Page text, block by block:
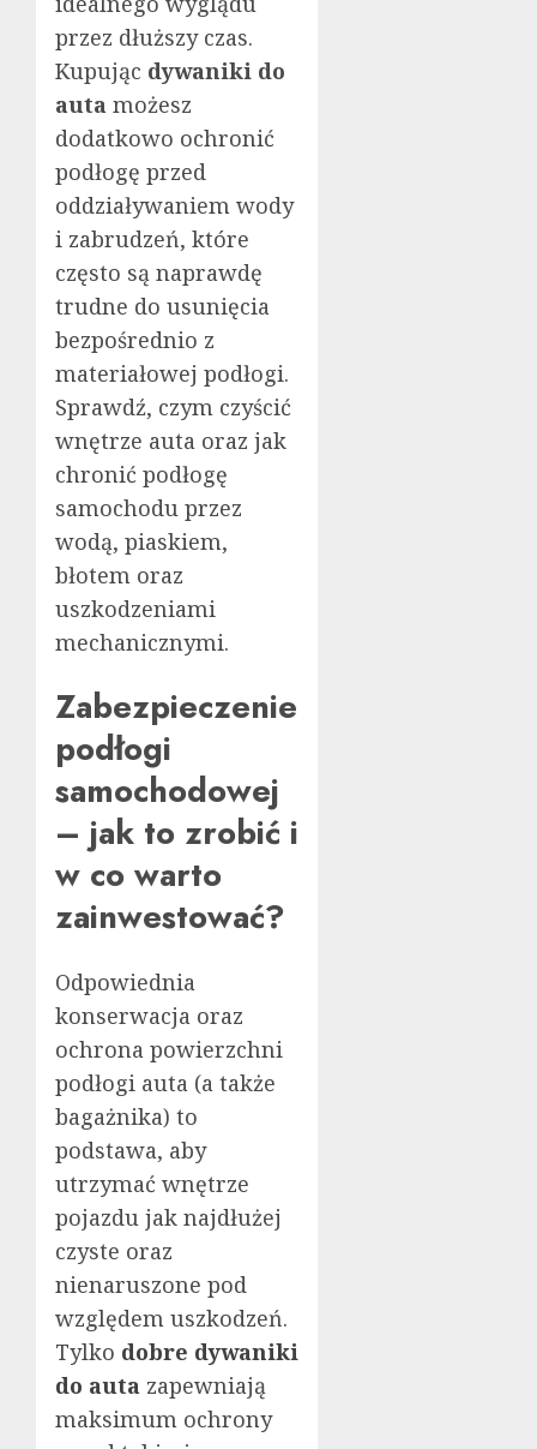
przez dłuższy czas.
Kupując dywaniki do
auta możesz
dodatkowo ochronić
podłogę przed
oddziaływaniem wody
i zabrudzeń, które
często są naprawdę
trudne do usunięcia
bezpośrednio z
materiałowej podłogi.
Sprawdź, czym czyścić
wnętrze auta oraz jak
chronić podłogę
samochodu przez
wodą, piaskiem,
błotem oraz
uszkodzeniami
mechanicznymi.
Zabezpieczenie
podłogi
samochodowej
– jak to zrobić i
w co warto
zainwestować?
Odpowiednia
konserwacja oraz
ochrona powierzchni
podłogi auta (a także
bagażnika) to
podstawa, aby
utrzymać wnętrze
pojazdu jak najdłużej
czyste oraz
nienaruszone pod
względem uszkodzeń.
Tylko dobre dywaniki
do auta zapewniają
maksimum ochrony